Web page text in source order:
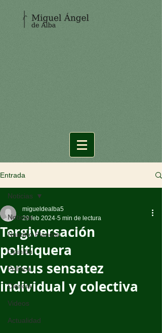
Entrada
Noticias
Nuestro Planeta
Opinión
Política
Ciencia
Videos
Actualidad
Noticias
Tergiversación
politiquera
versus sensatez
individual y colectiva
migueldealba5
29 feb 2024 5 min de lectura